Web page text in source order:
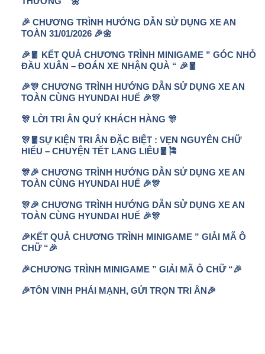
🎉 CHƯƠNG TRÌNH HƯỚNG DẪN SỬ DỤNG XE AN
TOÀN 31/01/2026 🎉🌼
🎉🧧 KẾT QUẢ CHƯƠNG TRÌNH MINIGAME ” GÓC NHỎ
ĐẦU XUÂN – ĐOÁN XE NHẬN QUÀ “ 🎉🧧
🎉🎊 CHƯƠNG TRÌNH HƯỚNG DẪN SỬ DỤNG XE AN
TOÀN CÙNG HYUNDAI HUẾ 🎉🎊
🎊 LỜI TRI ÂN QUÝ KHÁCH HÀNG 🎊
🎊🧧SỰ KIỆN TRI ÂN ĐẶC BIỆT : VẸN NGUYÊN CHỮ
HIẾU – CHUYỆN TẾT LANG LIÊU🧧🎏
🎊🎉 CHƯƠNG TRÌNH HƯỚNG DẪN SỬ DỤNG XE AN
TOÀN CÙNG HYUNDAI HUẾ 🎉🎊
🎊🎉 CHƯƠNG TRÌNH HƯỚNG DẪN SỬ DỤNG XE AN
TOÀN CÙNG HYUNDAI HUẾ 🎉🎊
🎉KẾT QUẢ CHƯƠNG TRÌNH MINIGAME ” GIẢI MÃ Ô
CHỮ “🎉
🎉CHƯƠNG TRÌNH MINIGAME ” GIẢI MÃ Ô CHỮ “🎉
🎉TÔN VINH PHÁI MẠNH, GỬI TRỌN TRI ÂN🎉